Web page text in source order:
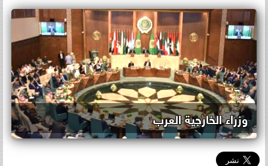
وزراء الخارجية العرب